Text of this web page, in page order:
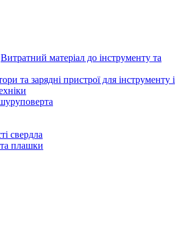
Витратний матеріал до інструменту та
та зарядні пристрої для інструменту і
свердла
плашки